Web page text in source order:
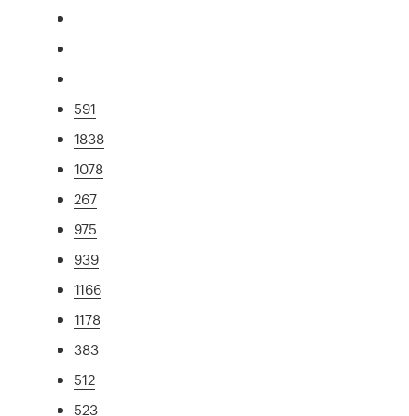
591
1838
1078
267
975
939
1166
1178
383
512
523